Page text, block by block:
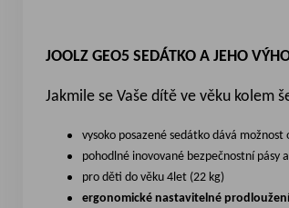
JOOLZ GEO5 SEDÁTKO A JEHO
Jakmile se Vaše dítě ve věku
vysoko posazené sedátko dává
pohodlné inovované bezpečnostní pásy
pro děti do věku 4let (22 kg)
ergonomické nastavitelné